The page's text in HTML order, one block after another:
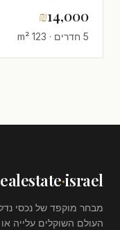
₪14,000
5 חדרים · 123 m²
·israel
מבחר מוקפד של נכסי
העולם השוקלים עלייה